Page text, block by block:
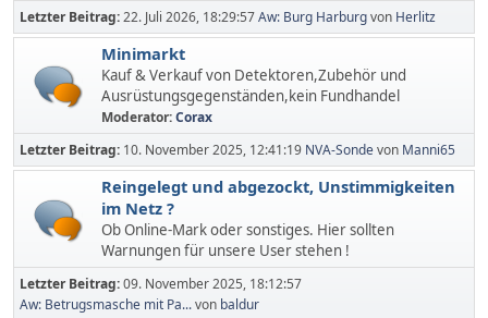
Letzter Beitrag:22. Juli 2026, 18:29:57Aw: Burg Harburgvon Herlitz
Minimarkt
Kauf & Verkauf von Detektoren,Zubehör und
Ausrüstungsgegenständen,kein Fundhandel
Moderator:Corax
Letzter Beitrag: 10. November 2025, 12:41:19 NVA-Sondevon Manni65
Reingelegt und abgezockt, Unstimmigkeiten
im Netz ?
Ob Online-Mark oder sonstiges. Hier sollten
Warnungen für unsere User stehen !
Letzter Beitrag:09. November 2025, 18:12:57
Aw: Betrugsmasche mit Pa...von baldur